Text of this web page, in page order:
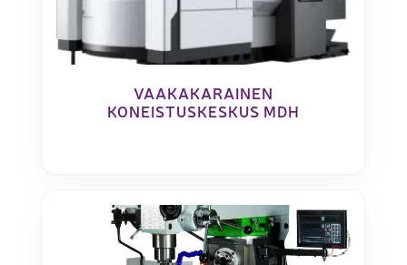
VAAKAKARAINEN
KONEISTUSKESKUS MDH